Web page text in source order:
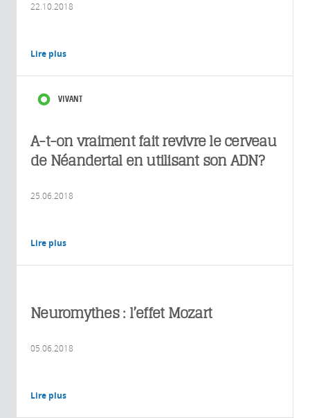
22.10.2018
Lire plus
VIVANT
A-t-on vraiment fait revivre le cerveau
de Néandertal en utilisant son ADN?
25.06.2018
Lire plus
Neuromythes : l’effet Mozart
05.06.2018
Lire plus